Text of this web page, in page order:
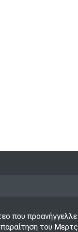
που προανήγγελλε
του Μερτς